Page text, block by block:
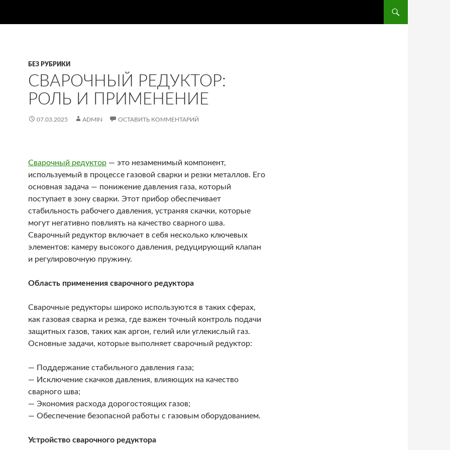
БЕЗ РУБРИКИ
СВАРОЧНЫЙ РЕДУКТОР:
РОЛЬ И ПРИМЕНЕНИЕ
07.03.2025 ADMIN ОСТАВИТЬ КОММЕНТАРИЙ
Сварочный редуктор — это незаменимый компонент,
используемый в процессе газовой сварки и резки металлов. Его
основная задача — понижение давления газа, который
поступает в зону сварки. Этот прибор обеспечивает
стабильность рабочего давления, устраняя скачки, которые
могут негативно повлиять на качество сварного шва.
Сварочный редуктор включает в себя несколько ключевых
элементов: камеру высокого давления, редуцирующий клапан
и регулировочную пружину.
Область применения сварочного редуктора
Сварочные редукторы широко используются в таких сферах,
как газовая сварка и резка, где важен точный контроль подачи
защитных газов, таких как аргон, гелий или углекислый газ.
Основные задачи, которые выполняет сварочный редуктор:
— Поддержание стабильного давления газа;
— Исключение скачков давления, влияющих на качество
сварного шва;
— Экономия расхода дорогостоящих газов;
— Обеспечение безопасной работы с газовым оборудованием.
Устройство сварочного редуктора